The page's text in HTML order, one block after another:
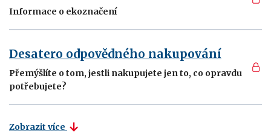
Informace o ekoznačení
Desatero odpovědného nakupování
Přemýšlíte o tom, jestli nakupujete jen to, co opravdu
potřebujete?
Zobrazit více